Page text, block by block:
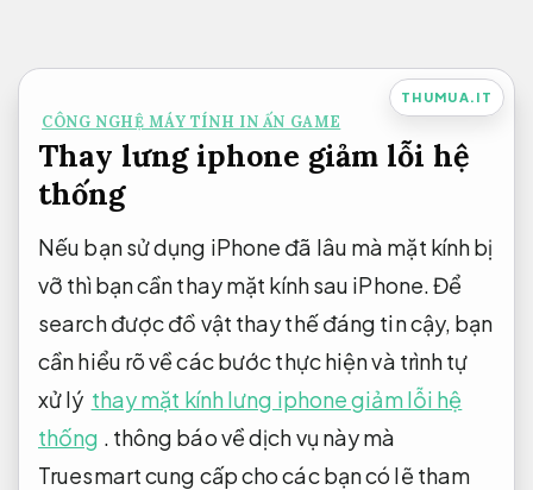
nội
dung
THUMUA.IT
CÔNG NGHỆ MÁY TÍNH IN ẤN GAME
Thay lưng iphone giảm lỗi hệ
thống
Nếu bạn sử dụng iPhone đã lâu mà mặt kính bị
vỡ thì bạn cần thay mặt kính sau iPhone. Để
search được đồ vật thay thế đáng tin cậy, bạn
cần hiểu rõ về các bước thực hiện và trình tự
xử lý thay mặt kính lưng iphone giảm lỗi hệ
thống . thông báo về dịch vụ này mà
Truesmart cung cấp cho các bạn có lẽ tham